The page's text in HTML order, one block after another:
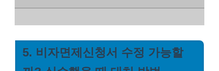
5. 비자면제신청서 수정 가능할